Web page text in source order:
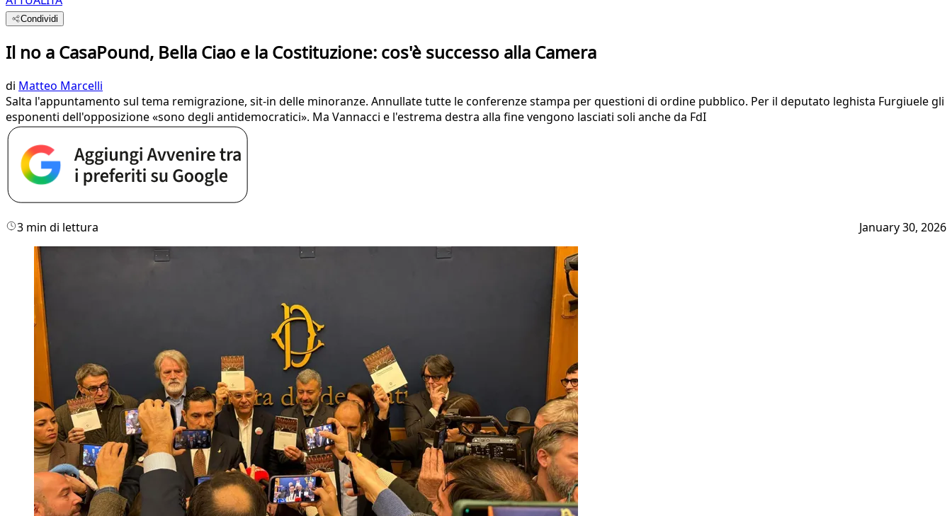
Condividi
Il no a CasaPound, Bella Ciao e la Costituzione: cos'è successo alla Camera
di Matteo Marcelli
Salta l'appuntamento sul tema remigrazione, sit-in delle minoranze. Annullate tutte le conferenze stampa per questioni di ordine pubblico. Per il deputato leghista Furgiuele gli
esponenti dell'opposizione «sono degli antidemocratici». Ma Vannacci e l'estrema destra alla fine vengono lasciati soli anche da FdI
3 min di lettura January 30, 2026